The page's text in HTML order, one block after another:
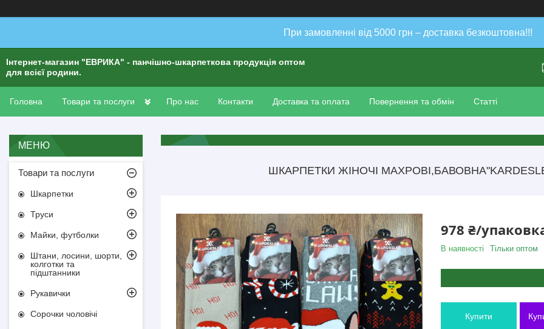
При замовленні від 5000 грн – доставка безкоштовна!!!
Інтернет-магазин "ЕВРИКА" - панчішно-шкарпеткова продукція оптом
для всієї родини.
Головна Товари та послуги Про нас Контакти Доставка та оплата Повернення та обмін Статті
ШКАРПЕТКИ ЖІНОЧІ
978 ₴/
В наявності Тільки оптом
Купити
Товари та послуги
Шкарпетки
Труси
Майки, футболки
Штани, лосини, шорти,
колготки та
підштанники
Рукавички
Сорочки чоловічі